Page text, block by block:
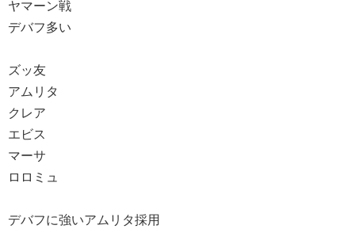
ヤマーン戦
デバフ多い
ズッ友
アムリタ
クレア
エビス
マーサ
ロロミュ
デバフに強いアムリタ採用